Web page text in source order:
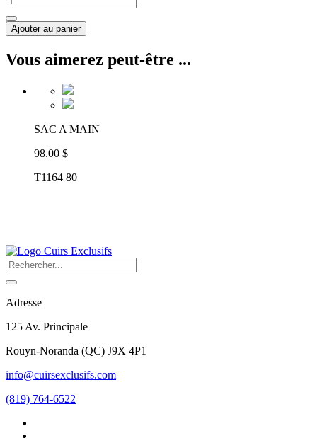
Ajouter au panier
Vous aimerez peut-être ...
SAC A MAIN
98.00 $
T1164 80
Adresse
125 Av. Principale
Rouyn-Noranda (QC) J9X 4P1
info@cuirsexclusifs.com
(819) 764-6522